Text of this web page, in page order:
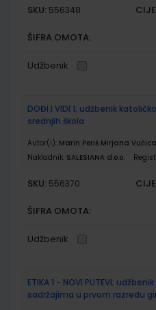
SKU: 556348
ŠIFRA OMOTA:
Udžbenik
DOĐI I VIDI 1; udžbenik
srednjih škola
Autor(i): Marin Periš Mirjana
Nakladnik: SALESIANA d.o.o.
SKU: 556370
ŠIFRA OMOTA:
Udžbenik
ETIKA 1 - NOVI PUTEVI;
sadržajima u prvom razredu